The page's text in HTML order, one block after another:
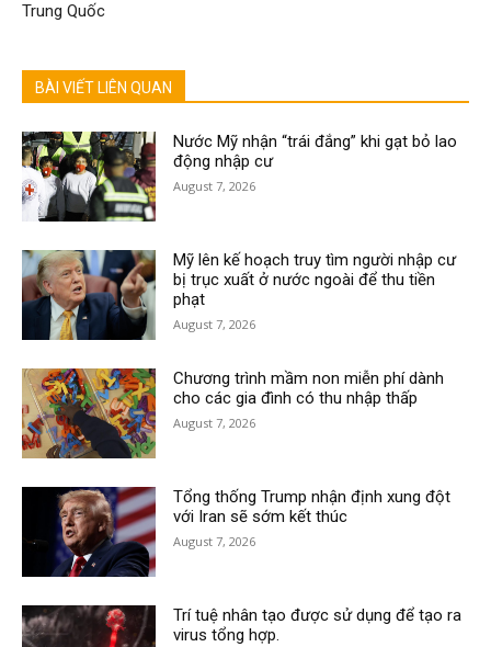
Trung Quốc
BÀI VIẾT LIÊN QUAN
Nước Mỹ nhận “trái đắng” khi gạt bỏ lao
động nhập cư
August 7, 2026
Mỹ lên kế hoạch truy tìm người nhập cư
bị trục xuất ở nước ngoài để thu tiền
phạt
August 7, 2026
Chương trình mầm non miễn phí dành
cho các gia đình có thu nhập thấp
August 7, 2026
Tổng thống Trump nhận định xung đột
với Iran sẽ sớm kết thúc
August 7, 2026
Trí tuệ nhân tạo được sử dụng để tạo ra
virus tổng hợp.